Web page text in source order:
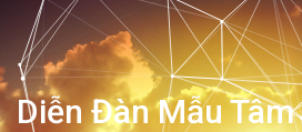
Diễn Đàn Mẫu Tâm